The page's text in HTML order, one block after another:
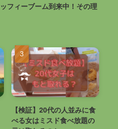
フィーブーム到来中！その理
【検証】20代の人並みに食
べる女はミスド食べ放題の